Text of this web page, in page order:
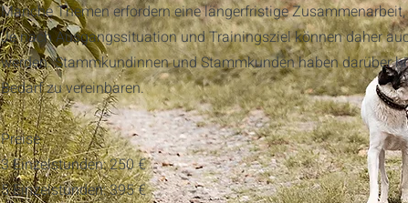
Manche Themen erfordern eine längerfristige
Je nach Ausgangssituation und Trainingsziel können daher
werden. Stammkundinnen und Stammkunden haben darüber
Bedarf zu vereinbaren.
Preise
3 Einzelstunden: 250 €
5 Einzelstunden: 395 €